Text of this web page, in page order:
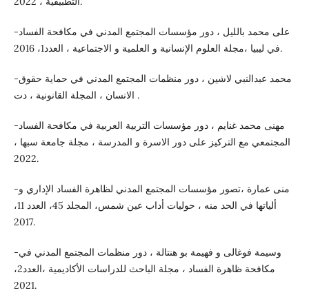
-على محمد بالليل ، دور مؤسسات المجتمع المدني في مكافحة الفساد
في ليبيا ،مجلة العلوم الإنسانية و العلمية و الاجتماعية ، العدد1، 2016.
-محمد عبدالنبي لاشين ، دور منظمات المجتمع المدني في حماية حقوق
الانسان ، المجلة القانونية ، دت .
-مهنى محمد غنايم ، دور مؤسسات التربية العربية في مكافحة الفساد
المجتمعي مع التركيز على دور الاسرة و المدرسة ، مجلة جامعة سبها ،
2022.
-منى عمارة ،تصور مؤسسات المجتمع المدني لظاهرة الفساد الإداري و
ألياتها في الحد منه ، حوليات أداب عين شمس، المجلد 45، العدد 11،
2017.
-وسيمة فوغالى و فهيمة بو هنتالة ، دور منظمات المجتمع المدني في
مكافحة ظاهرة الفساد ، مجلة الباحث للدراسات الأكاديمية ،العدد2،
2021.